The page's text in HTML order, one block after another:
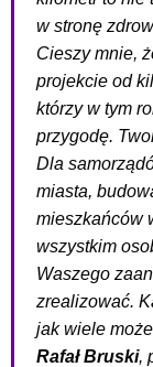
w stronę
Cieszy mnie,
projekcie od
którzy w tym
przygodę.
Dla
miasta,
mieszkańców
wszystkim
Waszego
zrealizować.
jak wiele
Rafał Bruski,